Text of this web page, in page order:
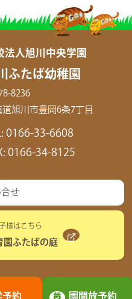
法人旭川中央学園
ふたば幼稚園
8236
旭川市豊岡6条7丁目
0166-33-6608
0166-34-8125
せ
様はこちら
園ふたばの庭
asahikawa chuogakuen Si